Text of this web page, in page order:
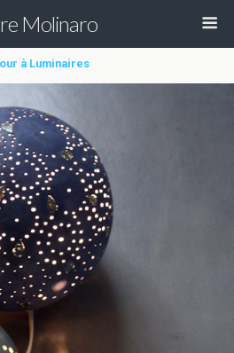
Molinaro
à Luminaires